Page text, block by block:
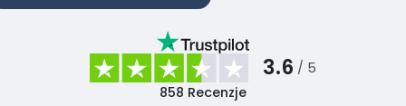
3.6 / 5
858 Recenzje